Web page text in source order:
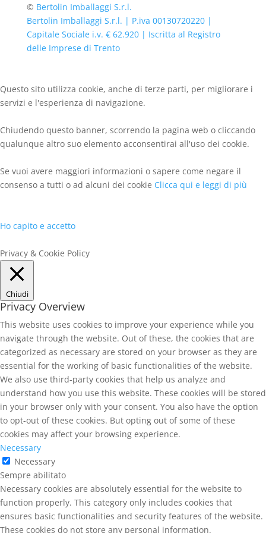
© Bertolin Imballaggi S.r.l.
Bertolin Imballaggi S.r.l. | P.iva 00130720220 |
Capitale Sociale i.v. € 62.920 | Iscritta al Registro
delle Imprese di Trento
Questo sito utilizza cookie, anche di terze parti, per migliorare i
servizi e l'esperienza di navigazione.
Chiudendo questo banner, scorrendo la pagina web o cliccando
qualunque altro suo elemento acconsentirai all'uso dei cookie.
Se vuoi avere maggiori informazioni o sapere come negare il
consenso a tutti o ad alcuni dei cookie Clicca qui e leggi di più
Ho capito e accetto
Privacy & Cookie Policy
Chiudi
Privacy Overview
This website uses cookies to improve your experience while you
navigate through the website. Out of these, the cookies that are
categorized as necessary are stored on your browser as they are
essential for the working of basic functionalities of the website.
We also use third-party cookies that help us analyze and
understand how you use this website. These cookies will be stored
in your browser only with your consent. You also have the option
to opt-out of these cookies. But opting out of some of these
cookies may affect your browsing experience.
Necessary
Necessary
Sempre abilitato
Necessary cookies are absolutely essential for the website to
function properly. This category only includes cookies that
ensures basic functionalities and security features of the website.
These cookies do not store any personal information.